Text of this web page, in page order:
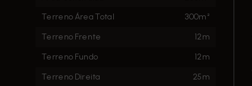
Terreno Área Total
300m²
Terreno Frente
12m
Terreno Fundo
12m
Terreno Direita
25m